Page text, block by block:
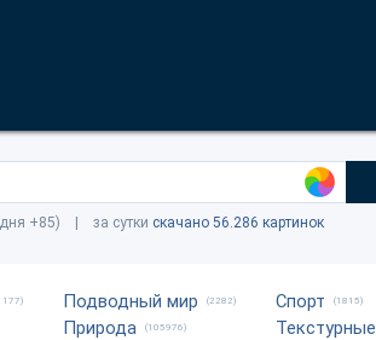
+85) | за сутки скачано 56.286 картинок
Подводный мир (2282)
Природа (105976)
Спорт (1815)
Текстурные